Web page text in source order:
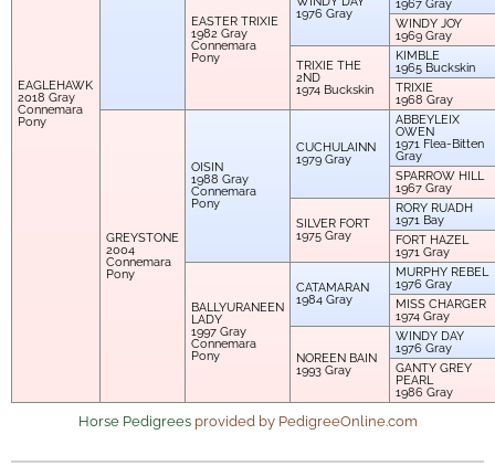
EAGLEHAWK
2018 Gray
Connemara
Pony
EASTER TRIXIE
1982 Gray
Connemara
Pony
1976 Gray
1967 Gray
WINDY JOY
1969 Gray
TRIXIE THE
2ND
1974 Buckskin
KIMBLE
1965 Buckskin
TRIXIE
1968 Gray
GREYSTONE
2004
Connemara
Pony
OISIN
1988 Gray
Connemara
Pony
CUCHULAINN
1979 Gray
ABBEYLEIX
OWEN
1971 Flea-Bitten
Gray
SPARROW HILL
1967 Gray
SILVER FORT
1975 Gray
RORY RUADH
1971 Bay
FORT HAZEL
1971 Gray
BALLYURANEEN
LADY
1997 Gray
Connemara
Pony
CATAMARAN
1984 Gray
MURPHY REBEL
1976 Gray
MISS CHARGER
1974 Gray
NOREEN BAIN
1993 Gray
WINDY DAY
1976 Gray
GANTY GREY
PEARL
1986 Gray
Horse Pedigreesprovided by PedigreeOnline.com